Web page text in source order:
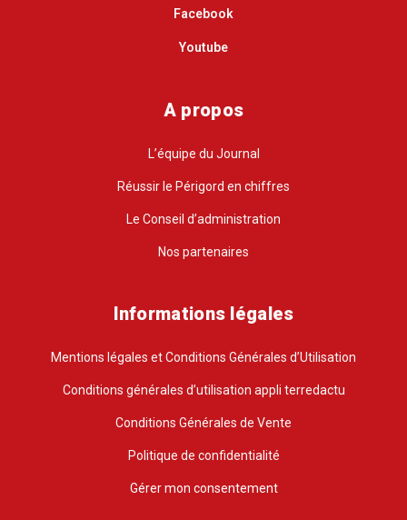
Facebook
Youtube
A propos
L’équipe du Journal
Réussir le Périgord en chiffres
Le Conseil d’administration
Nos partenaires
Informations légales
Mentions légales et Conditions Générales d’Utilisation
Conditions générales d’utilisation appli terredactu
Conditions Générales de Vente
Politique de confidentialité
Gérer mon consentement